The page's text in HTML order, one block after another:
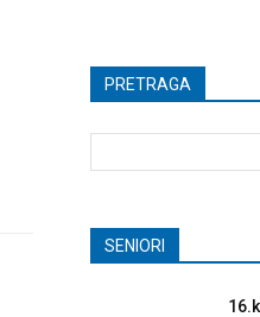
PRETRAGA
SENIORI